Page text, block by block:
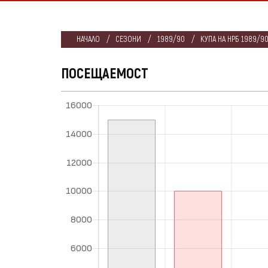
НАЧАЛО СЕЗОНИ 1989/90 КУПА НА НРБ 1989/90
ПОСЕЩАЕМОСТ